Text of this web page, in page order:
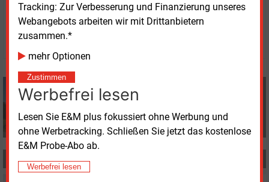
Tracking: Zur Verbesserung und Finanzierung unseres
Webangebots arbeiten wir mit Drittanbietern
zusammen.*
mehr Optionen
Zustimmen
Werbefrei lesen
Lesen Sie E&M plus fokussiert ohne Werbung und
ohne Werbetracking. Schließen Sie jetzt das kostenlose
E&M Probe-Abo ab.
Werbefrei lesen
Dienstag, 17.10.2023, 15:45 Uhr
Volker Stephan
© 2026 Energie & Management GmbH
Volker Stephan
+49 (0) 8152 9311 0
info@energie-und-management.de